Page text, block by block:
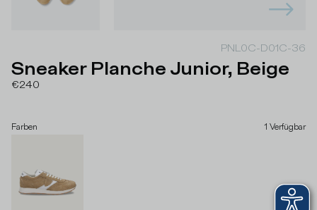
PNL0C-D01C-36
Sneaker Planche Junior, Beige
€240
Farben 1 Verfügbar